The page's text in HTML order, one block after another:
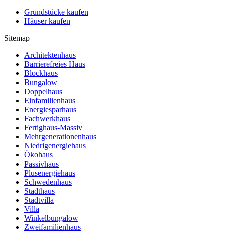
Grundstücke kaufen
Häuser kaufen
Sitemap
Architektenhaus
Barrierefreies Haus
Blockhaus
Bungalow
Doppelhaus
Einfamilienhaus
Energiesparhaus
Fachwerkhaus
Fertighaus-Massiv
Mehrgenerationenhaus
Niedrigenergiehaus
Ökohaus
Passivhaus
Plusenergiehaus
Schwedenhaus
Stadthaus
Stadtvilla
Villa
Winkelbungalow
Zweifamilienhaus